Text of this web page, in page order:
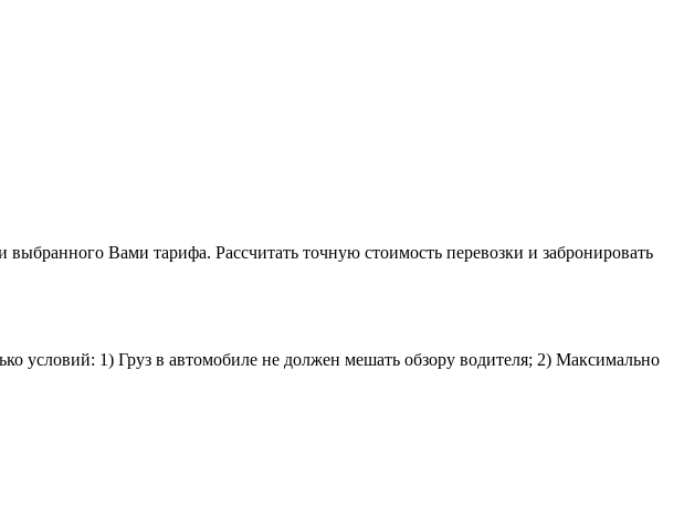
Вами тарифа. Рассчитать точную стоимость перевозки и забронировать
условий: 1) Груз в автомобиле не должен мешать обзору водителя; 2) Максимально